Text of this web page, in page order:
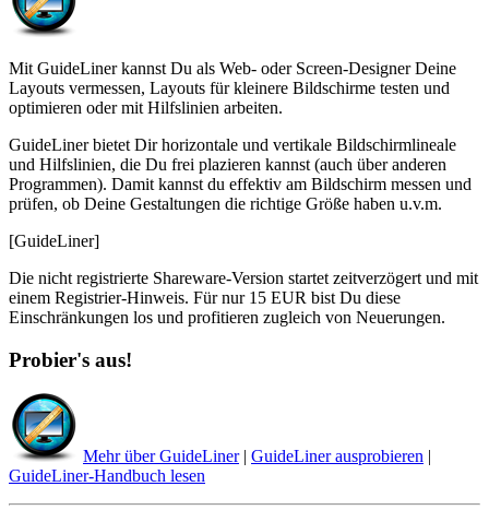
Mit GuideLiner kannst Du als Web- oder Screen-Designer Deine
Layouts vermessen, Layouts für kleinere Bildschirme testen und
optimieren oder mit Hilfslinien arbeiten.
GuideLiner bietet Dir horizontale und vertikale Bildschirmlineale
und Hilfslinien, die Du frei plazieren kannst (auch über anderen
Programmen). Damit kannst du effektiv am Bildschirm messen und
prüfen, ob Deine Gestaltungen die richtige Größe haben u.v.m.
[GuideLiner]
Die nicht registrierte Shareware-Version startet zeitverzögert und mit
einem Registrier-Hinweis. Für nur 15 EUR bist Du diese
Einschränkungen los und profitieren zugleich von Neuerungen.
Probier's aus!
Mehr über GuideLiner| GuideLiner ausprobieren |
GuideLiner-Handbuch lesen